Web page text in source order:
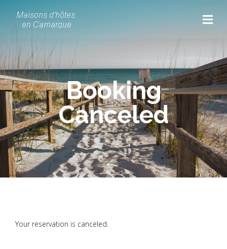
Booking
Canceled
Your reservation is canceled.